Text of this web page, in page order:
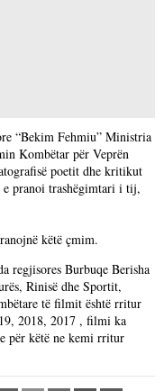
“Bekim Fehmiu” Ministria
Kombëtar për Veprën
poetit dhe kritikut
pranoi trashëgimtari i tij,
këtë çmim.
regjisores Burbuqe Berisha
Rinisë dhe Sportit,
të filmit është rritur
2018, 2017 , filmi ka
për këtë ne kemi rritur